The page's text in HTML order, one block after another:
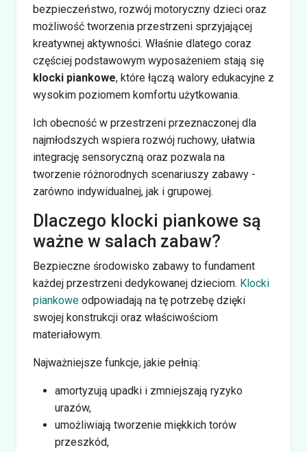
bezpieczeństwo, rozwój motoryczny dzieci oraz
możliwość tworzenia przestrzeni sprzyjającej
kreatywnej aktywności. Właśnie dlatego coraz
częściej podstawowym wyposażeniem stają się
klocki piankowe, które łączą walory edukacyjne z
wysokim poziomem komfortu użytkowania.
Ich obecność w przestrzeni przeznaczonej dla
najmłodszych wspiera rozwój ruchowy, ułatwia
integrację sensoryczną oraz pozwala na
tworzenie różnorodnych scenariuszy zabawy -
zarówno indywidualnej, jak i grupowej.
Dlaczego klocki piankowe są
ważne w salach zabaw?
Bezpieczne środowisko zabawy to fundament
każdej przestrzeni dedykowanej dzieciom. Klocki
piankowe odpowiadają na tę potrzebę dzięki
swojej konstrukcji oraz właściwościom
materiałowym.
Najważniejsze funkcje, jakie pełnią:
amortyzują upadki i zmniejszają ryzyko
urazów,
umożliwiają tworzenie miękkich torów
przeszkód,